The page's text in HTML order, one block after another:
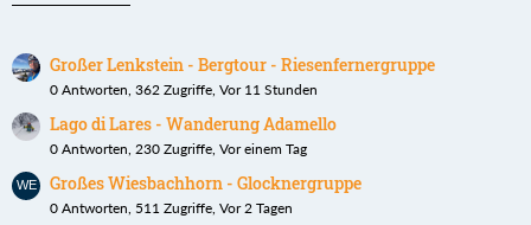
Großer Lenkstein - Bergtour - Riesenfernergruppe
0 Antworten, 362 Zugriffe, Vor 11 Stunden
Lago di Lares - Wanderung Adamello
0 Antworten, 230 Zugriffe, Vor einem Tag
Großes Wiesbachhorn - Glocknergruppe
0 Antworten, 511 Zugriffe, Vor 2 Tagen